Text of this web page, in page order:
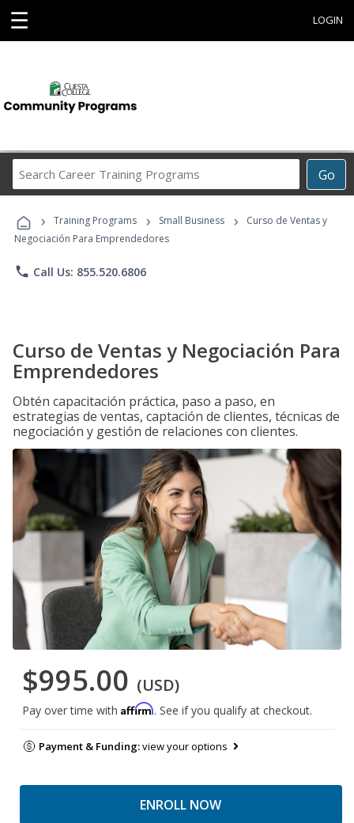
☰ LOGIN
Go
Career
Programs
› Training Programs › Small Business ›
Curso de Ventas y
Negociación Para Emprendedores
phone Call Us: 855.520.6806
Curso de Ventas y Negociación Para
Emprendedores
Obtén capacitación práctica, paso a paso, en
estrategias de ventas, captación de clientes, técnicas de
negociación y gestión de relaciones con clientes.
$995.00 (USD)
Pay over time with Affirm. See if you qualify at checkout.
Payment & Funding:view your options
ENROLL NOW